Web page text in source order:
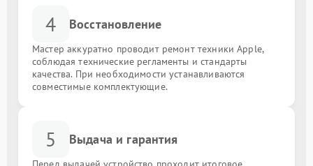
4 Восстановление
Мастер аккуратно проводит ремонт техники Apple,
соблюдая технические регламенты и стандарты
качества. При необходимости устанавливаются
совместимые комплектующие.
5 Выдача и гарантия